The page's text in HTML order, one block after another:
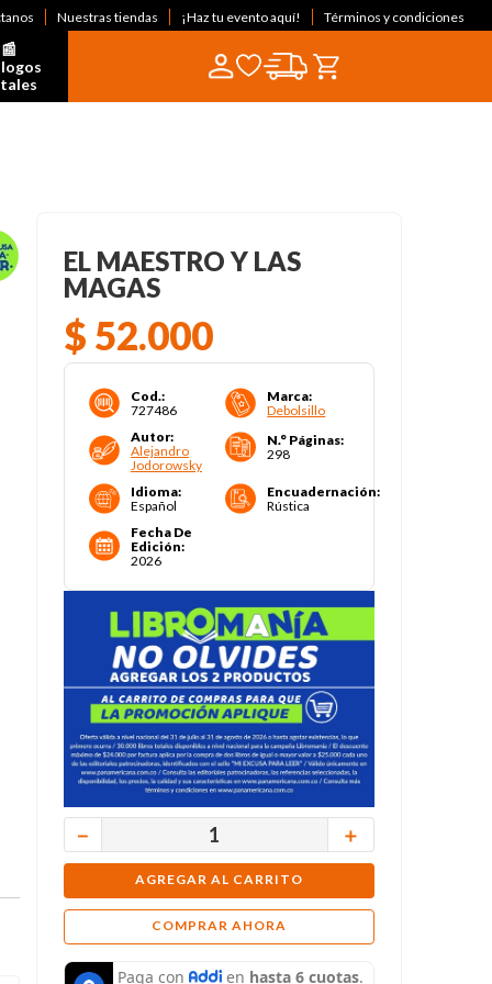
Nuestras tiendas ¡Haz tu evento aquí! Términos y condiciones
EL MAESTRO Y LAS
MAGAS
$ 52.000
Cod.:
727486
Marca:
Debolsillo
Autor:
Alejandro
Jodorowsky
N.° Páginas:
298
Idioma:
Español
Encuadernación:
Rústica
Fecha De
Edición:
2026
＋
－
AGREGAR AL CARRITO
COMPRAR AHORA